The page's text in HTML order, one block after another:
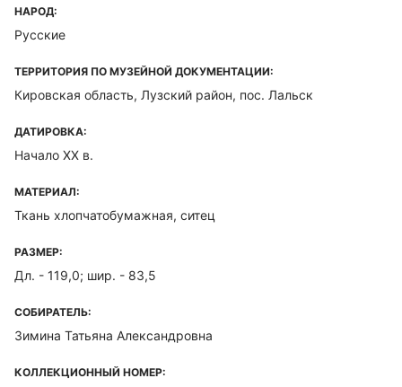
НАРОД:
Русские
ТЕРРИТОРИЯ ПО МУЗЕЙНОЙ ДОКУМЕНТАЦИИ:
Кировская область, Лузский район, пос. Лальск
ДАТИРОВКА:
Начало XX в.
МАТЕРИАЛ:
Ткань хлопчатобумажная, ситец
РАЗМЕР:
Дл. - 119,0; шир. - 83,5
СОБИРАТЕЛЬ:
Зимина Татьяна Александровна
КОЛЛЕКЦИОННЫЙ НОМЕР: